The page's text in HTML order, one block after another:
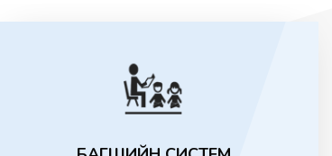
Мэдээллийн аюулгүй байдлын хяналт,
нэвтрэлтийн удирдлага болон эмзэг
байдлын илрүүлэлтийн системийн
лиценз нийлүүлэгчийг тендер
2026-03-20